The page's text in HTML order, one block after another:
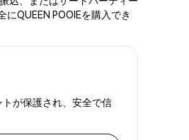
QUEEN POOIEを購入でき
トが保護され、安全で信